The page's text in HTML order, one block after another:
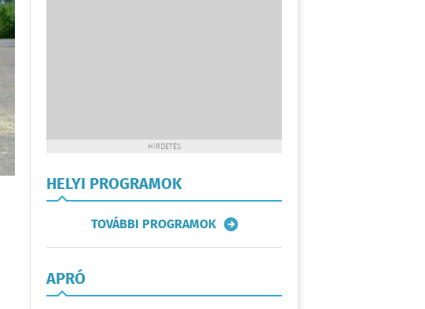
HIRDETÉS
HELYI PROGRAMOK
TOVÁBBI PROGRAMOK
APRÓ